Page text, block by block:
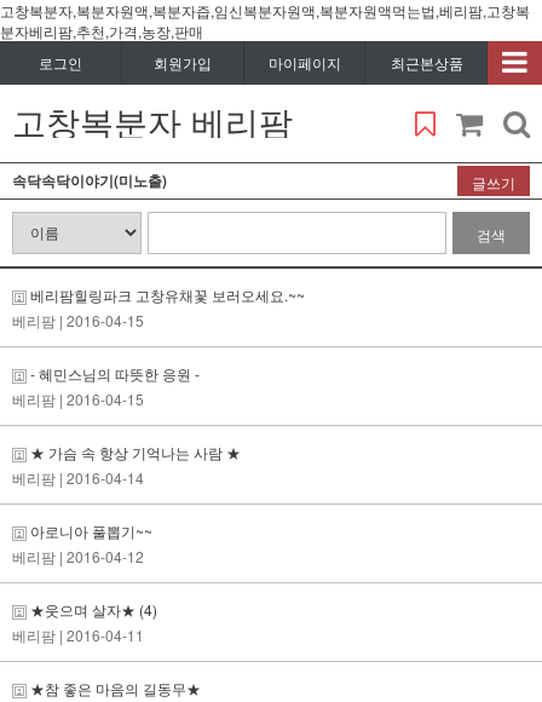
고창복분자,복분자원액,복분자즙,임신복분자원액,복분자원액먹는법,베리팜,고창복
분자베리팜,추천,가격,농장,판매
로그인
회원가입 마이페이지 최근본상품
고창복분자 베리팜
속닥속닥이야기(미노출) 글쓰기
검색
베리팜힐링파크 고창유채꽃 보러오세요.~~
베리팜 | 2016-04-15
- 혜민스님의 따뜻한 응원 -
베리팜 | 2016-04-15
★ 가슴 속 항상 기억나는 사람 ★
베리팜 | 2016-04-14
아로니아 풀뽑기~~
베리팜 | 2016-04-12
★웃으며 살자★ (4)
베리팜 | 2016-04-11
★참 좋은 마음의 길동무★